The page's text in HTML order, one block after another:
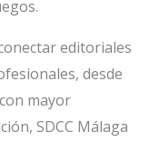
editoriales
desde
mayor
SDCC Málaga